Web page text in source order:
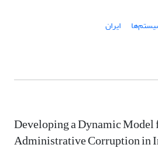
ایران
Developing a Dynamic
Administrative Corruption in